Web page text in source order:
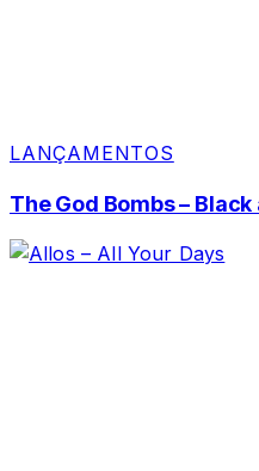
LANÇAMENTOS
The God Bombs –